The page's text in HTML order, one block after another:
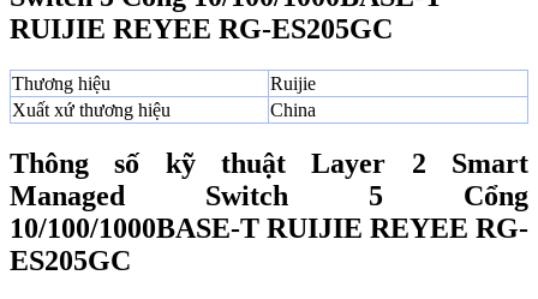
RUIJIE REYEE RG-ES205GC
Thương hiệu
Ruijie
Xuất xứ thương hiệu
China
Thông số kỹ thuật Layer 2 Smart
Managed Switch 5 Cổng
10/100/1000BASE-T RUIJIE REYEE RG-
ES205GC